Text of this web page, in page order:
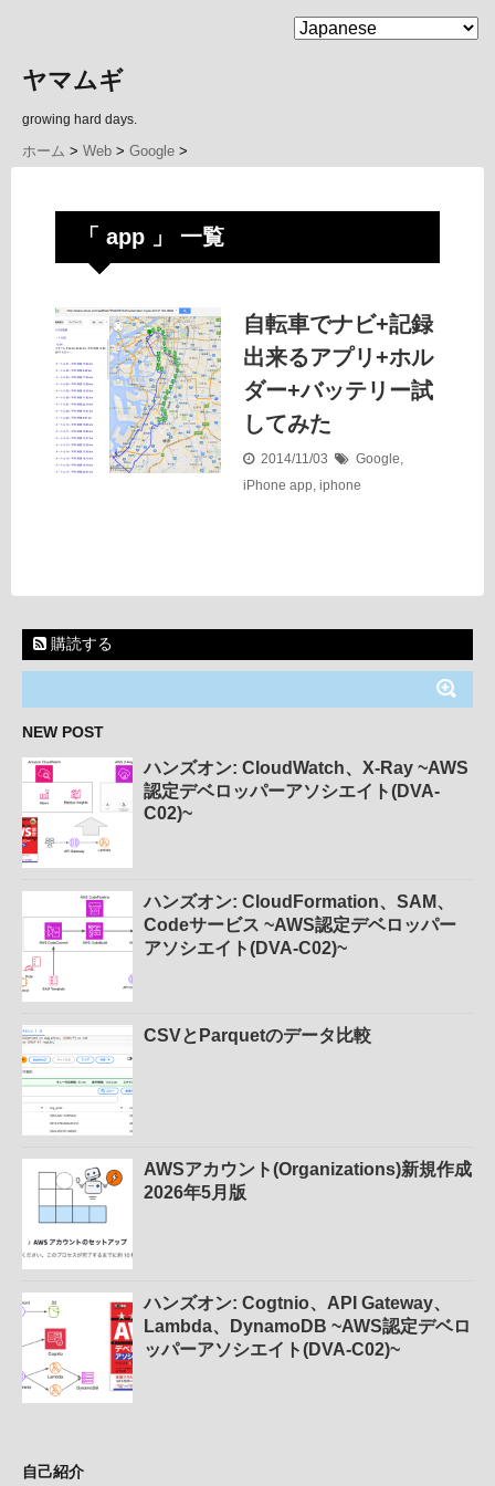
MENU
ヤマムギ
growing hard days.
ホーム > Web > Google >
「 app 」 一覧
自転車でナビ+記録
出来るアプリ+ホル
ダー+バッテリー試
してみた
2014/11/03 Google,
iPhone app, iphone
購読する
NEW POST
ハンズオン: CloudWatch、X-Ray ~AWS
認定デベロッパーアソシエイト(DVA-
C02)~
ハンズオン: CloudFormation、SAM、
Codeサービス ~AWS認定デベロッパー
アソシエイト(DVA-C02)~
CSVとParquetのデータ比較
AWSアカウント(Organizations)新規作成
2026年5月版
ハンズオン: Cogtnio、API Gateway、
Lambda、DynamoDB ~AWS認定デベロ
ッパーアソシエイト(DVA-C02)~
自己紹介